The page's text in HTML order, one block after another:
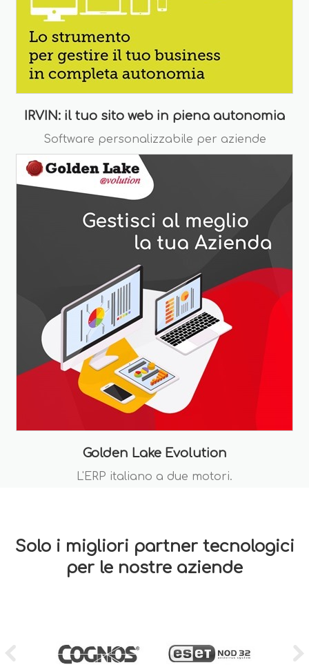
IRVIN: il tuo sito web in piena autonomia
Software personalizzabile per aziende
Golden Lake Evolution
L'ERP italiano a due motori.
Solo i migliori partner tecnologici
per le nostre aziende